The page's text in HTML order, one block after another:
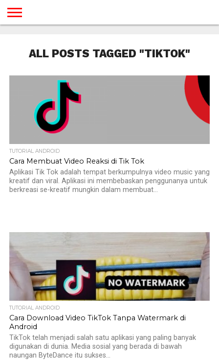
GAMES
DESAIN
ANDROID
IOS
YOUTUBE
INTERNET
WINDOWS
LINUX
MACINTOSH
MESSENGER
BLOGSPOT
WORDPRESS
PEMROGRAMAN
SEO
WEB
SERVER
ALL POSTS TAGGED "TIKTOK"
TUTORIAL ANDROID
Cara Membuat Video Reaksi di Tik Tok
Aplikasi Tik Tok adalah tempat berkumpulnya video music yang
kreatif dan viral. Aplikasi ini membebaskan penggunanya untuk
berkreasi se-kreatif mungkin dalam membuat...
TUTORIAL ANDROID
Cara Download Video TikTok Tanpa Watermark di
Android
TikTok telah menjadi salah satu aplikasi yang paling banyak
digunakan di dunia. Media sosial yang berada di bawah
naungan ByteDance itu sukses...